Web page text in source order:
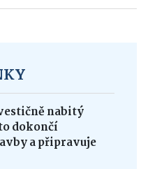
nabitý
dokončí
a připravuje